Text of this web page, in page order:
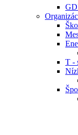
T -